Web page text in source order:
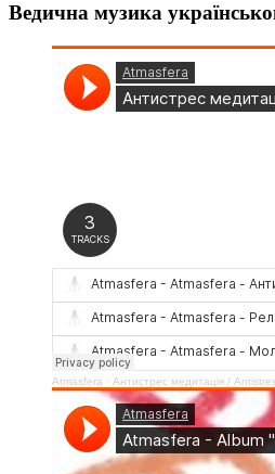
Ведична музика
Atmasfera · Антистрес медитація /